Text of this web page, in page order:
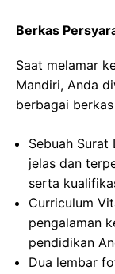
Berkas
Saat melamar
Mandiri, Anda
berbagai
Sebuah Surat
jelas dan
serta
Curriculum
pengalaman
pendidikan
Dua lembar